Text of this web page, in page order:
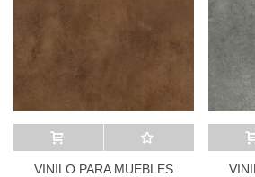
Añadir al carrito A lista de deseos
VINILO PARA MUEBLES
Añadir